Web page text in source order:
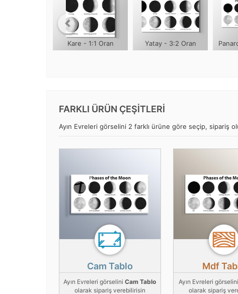
Kare - 1:1 Oran Yatay - 3:2 Oran
FARKLI ÜRÜN ÇEŞİTLERİ
Ayın Evreleri görselini 2 farklı ürüne göre seçip, sipariş
Cam Tablo
Ayın Evreleri görseliniCam Tablo
olarak sipariş verebilirisin
Mdf
Ayın Evreleri görselini
olarak sipariş